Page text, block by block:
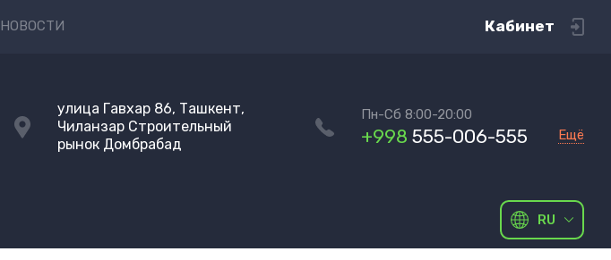
НОВОСТИ Кабинет
улица Гавхар 86, Ташкент,
Чиланзар Строительный
рынок Домбрабад
Пн-Сб 8:00-20:00
+998 555-006-555 Ещё
RU